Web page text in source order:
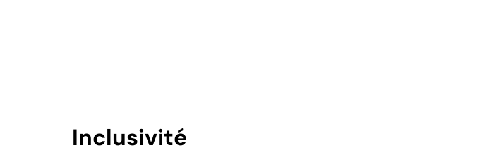
Inclusivité